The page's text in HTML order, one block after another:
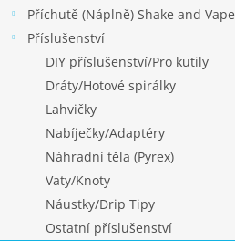
Příchutě (Náplně) Shake and Vape
Příslušenství
DIY příslušenství/Pro kutily
Dráty/Hotové spirálky
Lahvičky
Nabíječky/Adaptéry
Náhradní těla (Pyrex)
Vaty/Knoty
Náustky/Drip Tipy
Ostatní příslušenství